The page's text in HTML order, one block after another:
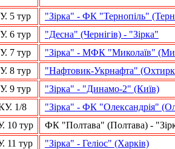
5 тур
"Зірка" - ФК "Тернопіль"
6 тур
"Десна" (Чернігів) - "Зірка"
7 тур
"Зірка" - МФК "Миколаїв"
8 тур
"Нафтовик-Укрнафта"
9 тур
"Зірка" - "Динамо-2" (Київ)
1/8
"Зірка" - ФК "Олександрія"
10 тур
ФК "Полтава" (Полтава) -
11 тур
"Зірка" - Геліос" (Харків)